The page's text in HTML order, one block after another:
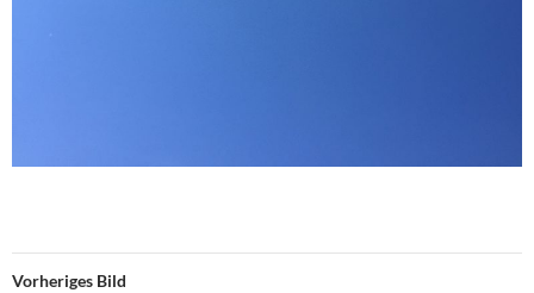
Vorheriges Bild